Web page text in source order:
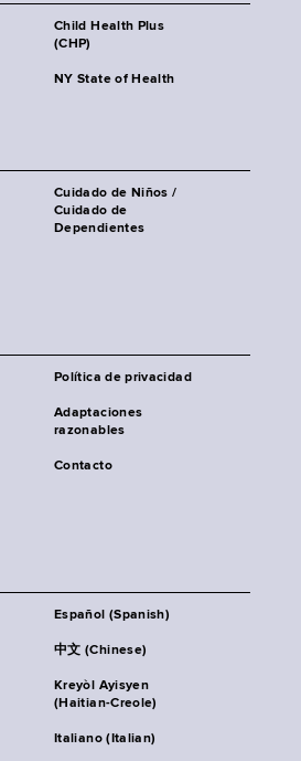
Child Health Plus
(CHP)
NY State of Health
Cuidado de Niños /
Cuidado de
Dependientes
Política de privacidad
Adaptaciones
razonables
Contacto
Español (Spanish)
中文 (Chinese)
Kreyòl Ayisyen
(Haitian-Creole)
Italiano (Italian)